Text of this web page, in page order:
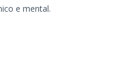
e mental.